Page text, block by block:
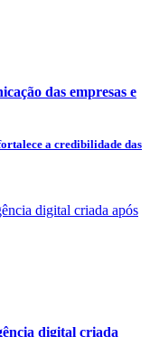
das empresas e
a credibilidade das
digital criada